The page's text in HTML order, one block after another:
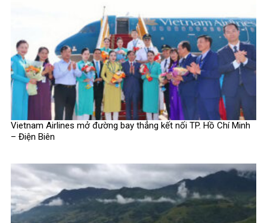
Vietnam Airlines mở đường bay thẳng kết nối TP. Hồ Chí Minh
– Điện Biên